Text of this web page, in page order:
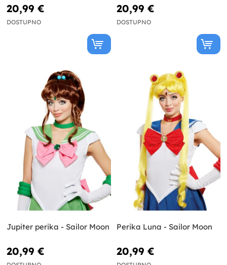
20,99 €
DOSTUPNO
20,99 €
DOSTUPNO
Jupiter perika - Sailor Moon
20,99 €
Perika Luna - Sailor Moon
20,99 €